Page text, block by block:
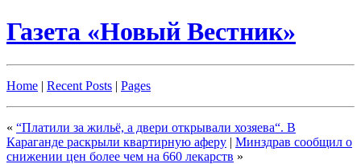
Газета «Новый Вестник»
Home | Recent Posts | Pages
« “Платили за жильё, а двери открывали хозяева“. В
Караганде раскрыли квартирную аферу | Минздрав сообщил о
снижении цен более чем на 660 лекарств »